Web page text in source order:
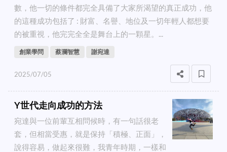
數，他一切的條件都完全具備了大家所渴望的真正成功，他
的這種成功包括了 : 財富、名譽、地位及一切年輕人都想要
的被重視，他完完全全是舞台上的一顆星。...
創業學問 蔡瀾智慧 謝宛達
2025/07/05
Y世代走向成功的方法
宛達與一位前輩互相問候時，有一句話很老
套，但相當受惠，就是保持「積極、正面」，
說得容易，做起來很難，我青年時期，一樣和